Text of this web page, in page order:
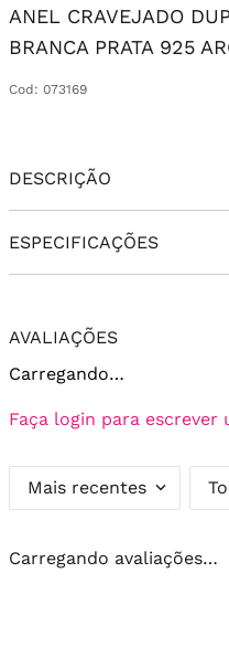
ANEL CRAVEJADO
BRANCA PRATA 925
Cod : 073169
DESCRIÇÃO
ESPECIFICAÇÕES
AVALIAÇÕES
Carregando…
Faça login para escrever
Mais recentes
Carregando avaliações…